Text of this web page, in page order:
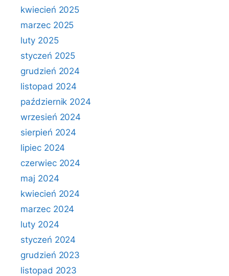
kwiecień 2025
marzec 2025
luty 2025
styczeń 2025
grudzień 2024
listopad 2024
październik 2024
wrzesień 2024
sierpień 2024
lipiec 2024
czerwiec 2024
maj 2024
kwiecień 2024
marzec 2024
luty 2024
styczeń 2024
grudzień 2023
listopad 2023